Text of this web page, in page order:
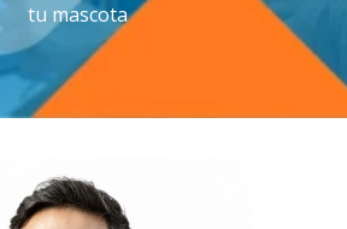
tu mascota